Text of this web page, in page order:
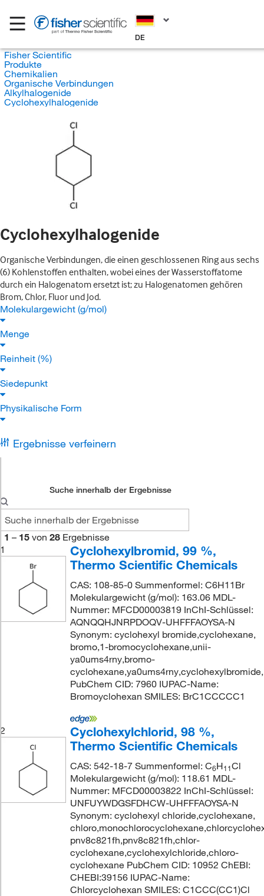
DE
Fisher Scientific
Produkte
Chemikalien
Organische Verbindungen
Alkylhalogenide
Cyclohexylhalogenide
Cyclohexylhalogenide
Organische Verbindungen, die einen geschlossenen Ring aus sechs
(6) Kohlenstoffen enthalten, wobei eines der Wasserstoffatome
durch ein Halogenatom ersetzt ist; zu Halogenatomen gehören
Brom, Chlor, Fluor und Jod.
Molekulargewicht (g/mol)
Menge
Reinheit (%)
Siedepunkt
Physikalische Form
Ergebnisse verfeinern
Suche innerhalb der Ergebnisse
1 – 15 von 28 Ergebnisse
1
Cyclohexylbromid, 99 %,
Thermo Scientific Chemicals
CAS: 108-85-0 Summenformel: C6H11Br
Molekulargewicht (g/mol): 163.06 MDL-
Nummer: MFCD00003819 InChI-Schlüssel:
AQNQQHJNRPDOQV-UHFFFAOYSA-N
Synonym: cyclohexyl bromide,cyclohexane,
bromo,1-bromocyclohexane,unii-
ya0ums4rny,bromo-
PubChem CID: 7960 IUPAC-Name:
Bromoyclohexan SMILES: BrC1CCCCC1
2
Cyclohexylchlorid, 98 %,
Thermo Scientific Chemicals
CAS: 542-18-7 Summenformel: C6H11Cl
Molekulargewicht (g/mol): 118.61 MDL-
Nummer: MFCD00003822 InChI-Schlüssel:
UNFUYWDGSFDHCW-UHFFFAOYSA-N
Synonym: cyclohexyl chloride,cyclohexane,
pnv8c821fh,pnv8c821fh,chlor-
cyclohexane,cyclohexylchloride,chloro-
cyclohexane PubChem CID: 10952 ChEBI:
CHEBI:39156 IUPAC-Name:
Chlorcyclohexan SMILES: C1CCC(CC1)Cl